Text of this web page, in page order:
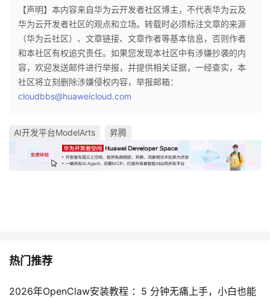
【声明】本内容来自华为云开发者社区博主，不代表华为云及
华为云开发者社区的观点和立场。转载时必须标注文章的来源
（华为云社区）、文章链接、文章作者等基本信息，否则作者
和本社区有权追究责任。如果您发现本社区中有涉嫌抄袭的内
容，欢迎发送邮件进行举报，并提供相关证据，一经查实，本
社区将立刻删除涉嫌侵权内容，举报邮箱：
cloudbbs@huaweicloud.com
AI开发平台ModelArts 昇腾
热门推荐
2026年OpenClaw安装教程 ：5 分钟无痛上手，小白也能